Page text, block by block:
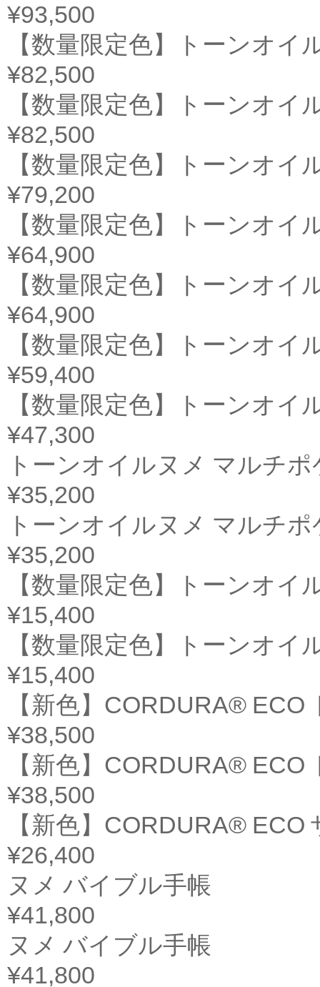
¥93,500
【数量限定色】トーンオ
¥82,500
【数量限定色】トーンオ
¥82,500
【数量限定色】トーンオイ
¥79,200
【数量限定色】トーンオ
¥64,900
【数量限定色】トーンオ
¥64,900
【数量限定色】トーンオ
¥59,400
【数量限定色】トーンオ
¥47,300
トーンオイルヌメ マルチ
¥35,200
トーンオイルヌメ マルチ
¥35,200
【数量限定色】トーンオ
¥15,400
【数量限定色】トーンオ
¥15,400
【新色】CORDURA® ECO
¥38,500
【新色】CORDURA® ECO
¥38,500
【新色】CORDURA® ECO
¥26,400
ヌメ バイブル手帳
¥41,800
ヌメ バイブル手帳
¥41,800